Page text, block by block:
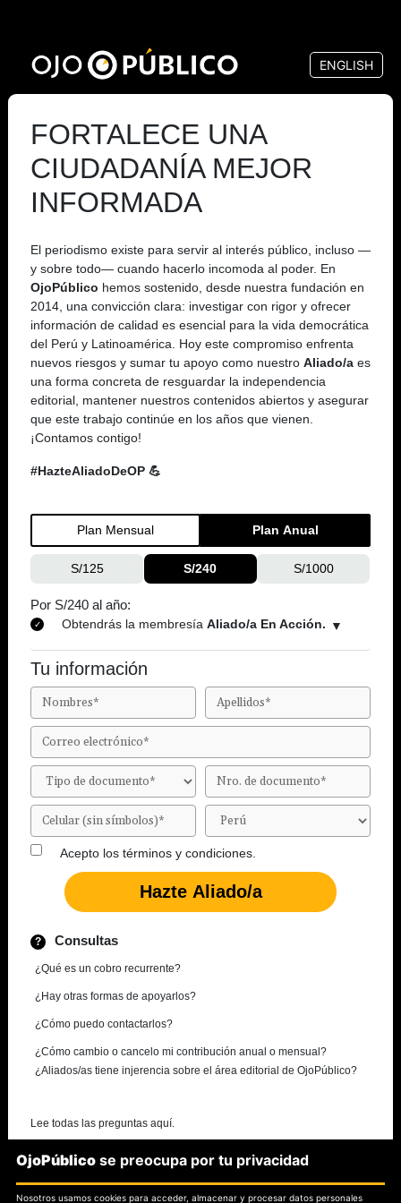
contenido
principal
ENGLISH
FORTALECE UNA
CIUDADANÍA MEJOR
INFORMADA
El periodismo existe para servir al interés público, incluso —
y sobre todo— cuando hacerlo incomoda al poder. En
OjoPúblico hemos sostenido, desde nuestra fundación en
2014, una convicción clara: investigar con rigor y ofrecer
información de calidad es esencial para la vida democrática
del Perú y Latinoamérica. Hoy este compromiso enfrenta
nuevos riesgos y sumar tu apoyo como nuestro Aliado/a es
una forma concreta de resguardar la independencia
editorial, mantener nuestros contenidos abiertos y asegurar
que este trabajo continúe en los años que vienen.
¡Contamos contigo!
#HazteAliadoDeOP 💪
Plan Mensual Plan Anual
S/125 S/240 S/1000
Por S/240 al año:
Obtendrás la membresía Aliado/a En Acción.
Tu información
Acepto los términos y condiciones.
Consultas
¿Qué es un cobro recurrente?
¿Hay otras formas de apoyarlos?
¿Cómo puedo contactarlos?
¿Cómo cambio o cancelo mi contribución anual o mensual?
¿Aliados/as tiene injerencia sobre el área editorial de OjoPúblico?
Lee todas las preguntas aquí.
¿Necesitas más información?
OjoPúblico se preocupa por tu privacidad
Nosotros usamos cookies para acceder, almacenar y procesar datos personales